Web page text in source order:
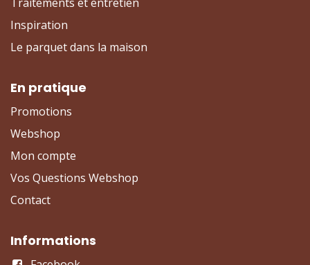
Inspiration
Le parquet dans la maison
En pratique
Promotions
Webshop
Mon compte
Vos Questions Webshop
Contact
Informations